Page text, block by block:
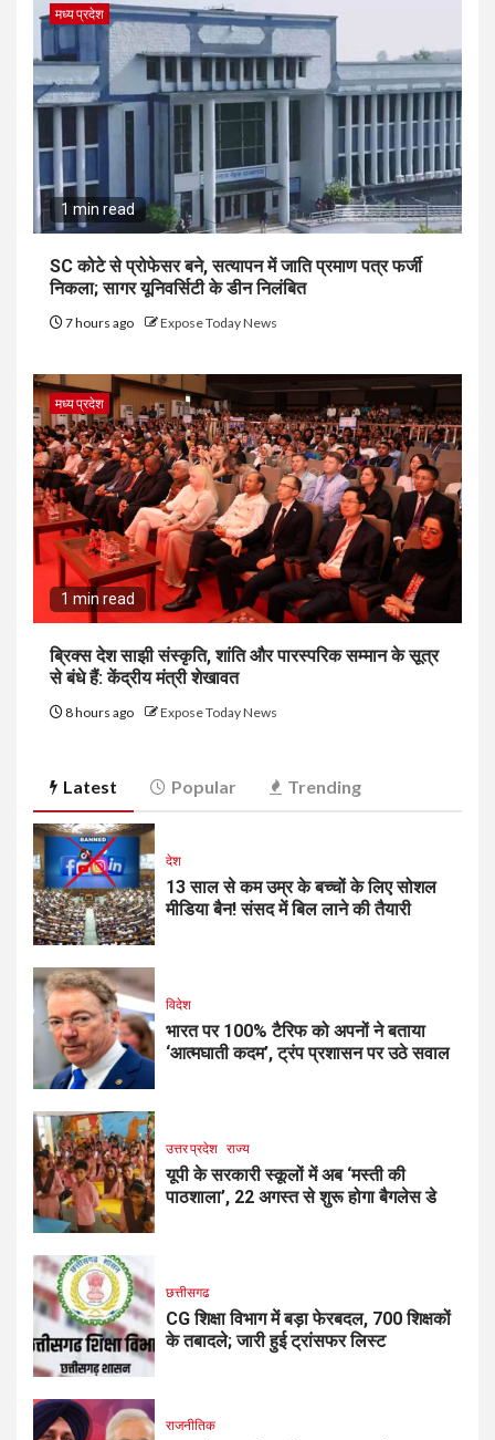
मध्य प्रदेश
1 min read
SC कोटे से प्रोफेसर बने, सत्यापन में जाति प्रमाण पत्र फर्जी
निकला; सागर यूनिवर्सिटी के डीन निलंबित
7 hours ago Expose Today News
मध्य प्रदेश
1 min read
ब्रिक्स देश साझी संस्कृति, शांति और पारस्परिक सम्मान के सूत्र
से बंधे हैं: केंद्रीय मंत्री शेखावत
8 hours ago Expose Today News
Latest Popular Trending
देश
13 साल से कम उम्र के बच्चों के लिए सोशल
मीडिया बैन! संसद में बिल लाने की तैयारी
विदेश
भारत पर 100% टैरिफ को अपनों ने बताया
‘आत्मघाती कदम’, ट्रंप प्रशासन पर उठे सवाल
उत्तर प्रदेश राज्य
यूपी के सरकारी स्कूलों में अब ‘मस्ती की
पाठशाला’, 22 अगस्त से शुरू होगा बैगलेस डे
छत्तीसगढ
CG शिक्षा विभाग में बड़ा फेरबदल, 700 शिक्षकों
के तबादले; जारी हुई ट्रांसफर लिस्ट
राजनीतिक